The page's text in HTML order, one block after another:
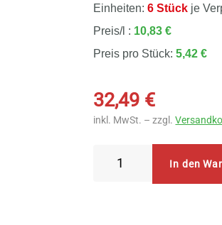
Einheiten:6 Stück je
Preis/l : 10,83 €
Preis pro Stück:5,42 €
32,49 €
inkl. MwSt. – zzgl.
In den